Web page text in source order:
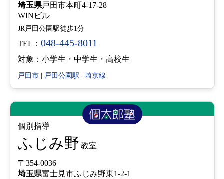
埼玉県戸田市本町4-17-28
WINビル
JR戸田公園駅徒歩1分
TEL： 048-445-8011
対象：小学生・中学生・高校生
戸田市 戸田公園駅 埼京線
個別指導
ふじみ野 教室
〒354-0036
埼玉県富士見市ふじみ野東1-2-1